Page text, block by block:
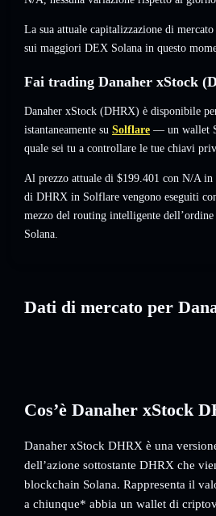
La sua attuale capitalizzazione di
sui maggiori DEX Solana in questo
Fai trading Danaher xStock
Danaher xStock (DHRX) è disponibile
istantaneamente su Solflare — un wallet
quale sei tu a controllare le tue chiavi
Al prezzo attuale di $199.401 con N/A
di DHRX in Solflare vengono eseguiti
mezzo del routing intelligente
Solana.
Dati di mercato per
Cos’è Danaher xStock
Danaher xStock DHRX è una
dell’azione sottostante DHRX che
blockchain Solana. Rappresenta il
a chiunque* abbia un wallet di